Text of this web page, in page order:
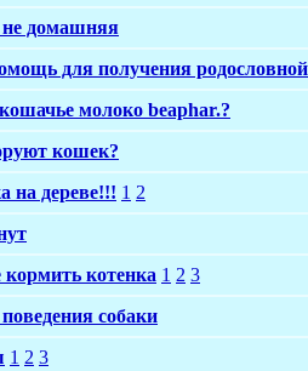
не домашняя
для получения
молоко beaphar.?
кошек?
на дереве!!! 1 2
котенка 1 2 3
собаки
1 2 3